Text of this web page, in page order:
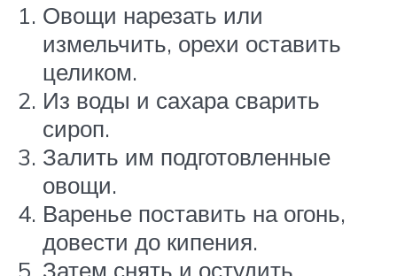
Овощи нарезать или
измельчить, орехи оставить
целиком.
Из воды и сахара сварить
сироп.
Залить им подготовленные
овощи.
Варенье поставить на огонь,
довести до кипения.
Затем снять и остудить.